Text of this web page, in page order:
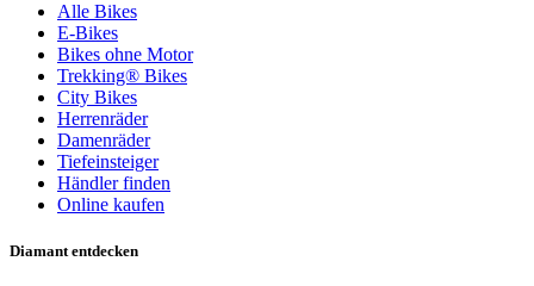
Alle Bikes
E-Bikes
Bikes ohne Motor
Trekking® Bikes
City Bikes
Herrenräder
Damenräder
Tiefeinsteiger
Händler finden
Online kaufen
Diamant entdecken